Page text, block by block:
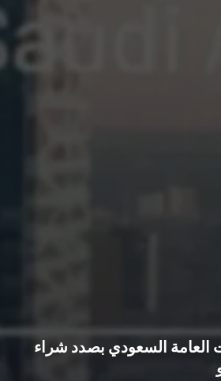
العامة السعودي بصدد شراء